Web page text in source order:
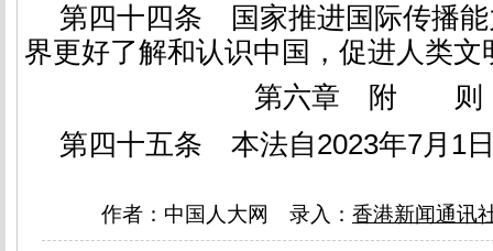
第四十四条 国家推进国际传播
界更好了解和认识中国，促进人类文
第六章 附 则
第四十五条 本法自2023年7月1
作者：中国人大网 录入： 香港新闻通讯